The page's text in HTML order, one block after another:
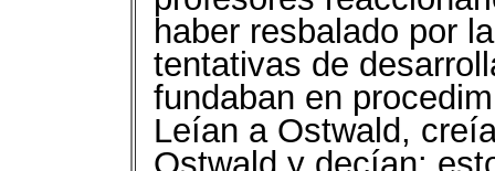
haber resbalado por
tentativas de
fundaban en
Leían a Ostwald,